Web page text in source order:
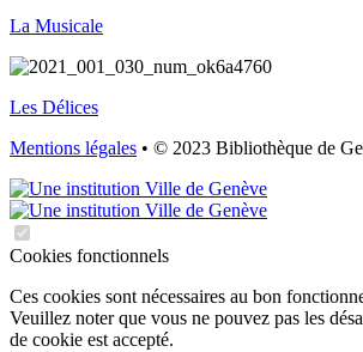
La Musicale
Les Délices
Mentions légales • © 2023 Bibliothèque de
Cookies fonctionnels
Ces cookies sont nécessaires au bon
Veuillez noter que vous ne pouvez pas les
de cookie est accepté.